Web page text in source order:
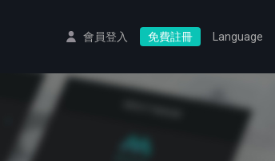
會員登入 免費註冊 Language